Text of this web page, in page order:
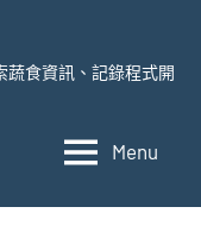
蔬食資訊、記錄程式開
Menu